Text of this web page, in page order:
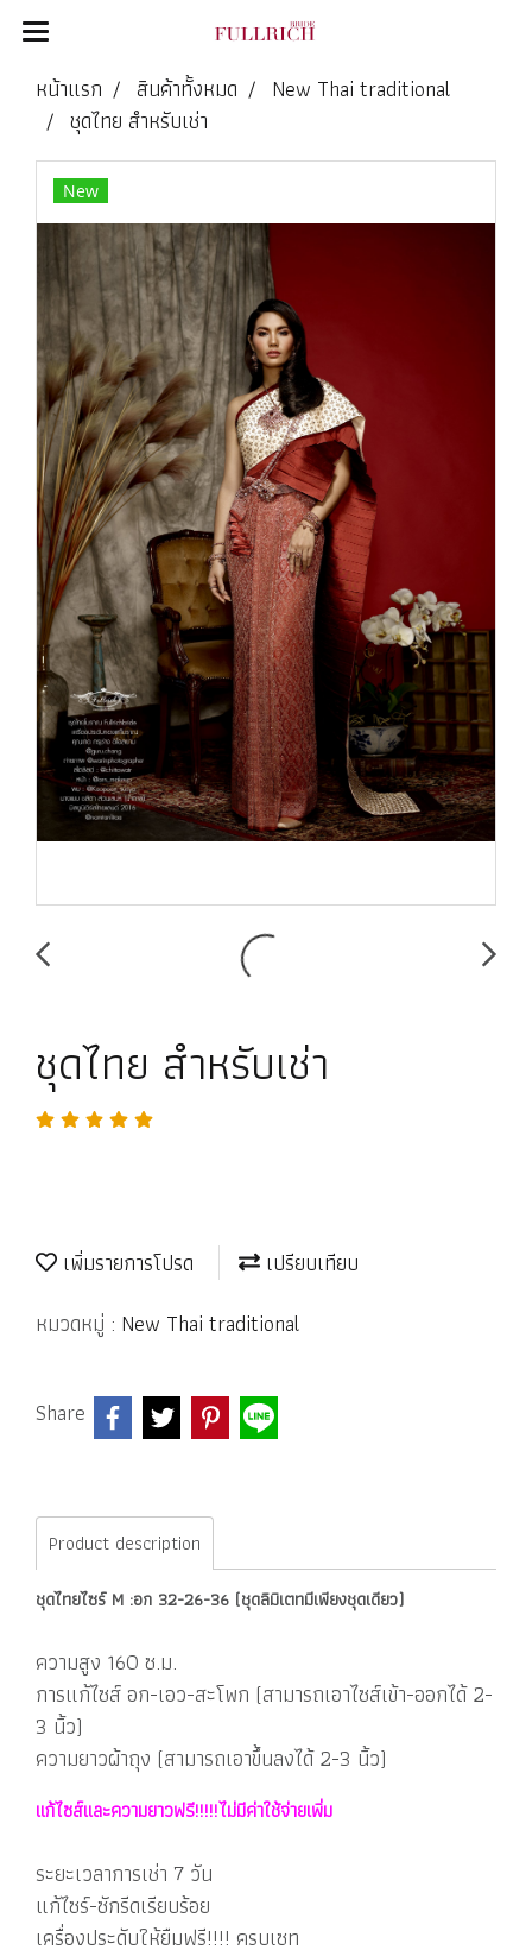
หน้าแรก สินค้าทั้งหมด
New Thai traditional
ชุดไทย สำหรับเช่า
New
ชุดไทย สำหรับเช่า
เพิ่มรายการโปรด
เปรียบเทียบ
หมวดหมู่ : New Thai traditional
Share
Product description
ชุดไทยไซร์ M :อก 32-26-36 (ชุดลิมิเตทมีเพียงชุดเดียว)
ความสูง 160 ซ.ม.
การแก้ไซส์ อก-เอว-สะโพก (สามารถเอาไซส์เข้า-ออกได้ 2-
3 นิ้ว)
ความยาวผ้าถุง (สามารถเอาขึ้นลงได้ 2-3 นิ้ว)
แก้ไซส์และความยาวฟรี!!!!!ไม่มีค่าใช้จ่ายเพิ่ม
ระยะเวลาการเช่า 7 วัน
แก้ไซร์-ซักรีดเรียบร้อย
เครื่องประดับให้ยืมฟรี!!!! ครบเซท